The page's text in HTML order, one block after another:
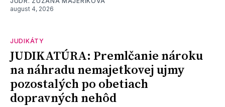
august 4, 2026
JUDIKÁTY
JUDIKATÚRA: Premlčanie nároku
na náhradu nemajetkovej ujmy
pozostalých po obetiach
dopravných nehôd